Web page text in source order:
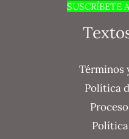
SUSCRÍBETE
Términos
Política